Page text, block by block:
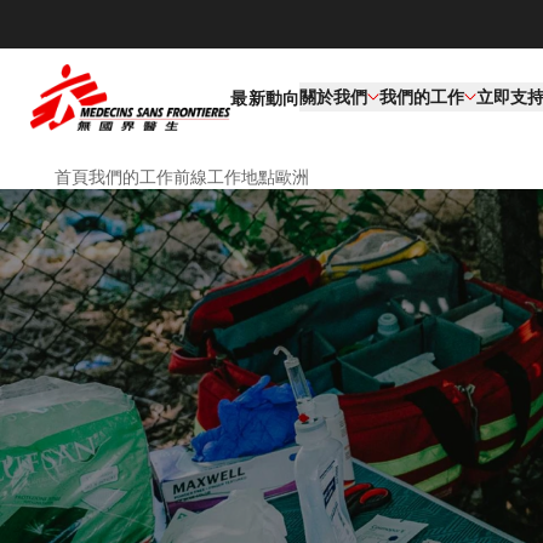
最新動向關於我們 我們的工作​ 立即支
首頁我們的工作前線工作地點歐洲